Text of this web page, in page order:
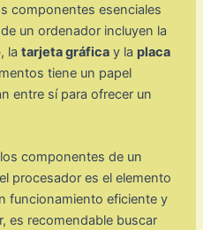
componentes esenciales
un ordenador incluyen la
, latarjeta gráfica y la placa
tiene un papel
entre sí para ofrecer un
componentes de un
procesador es el elemento
funcionamiento eficiente y
es recomendable buscar